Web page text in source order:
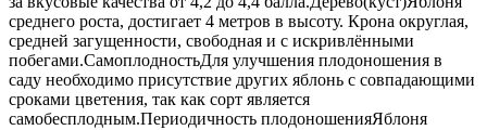
среднего роста, достигает 4 метров в высоту. Крона округлая,
средней загущенности, свободная и с искривлёнными
побегами.СамоплодностьДля улучшения плодоношения в
саду необходимо присутствие других яблонь с совпадающими
сроками цветения, так как сорт является
самобесплодным.Периодичность плодоношенияЯблоня